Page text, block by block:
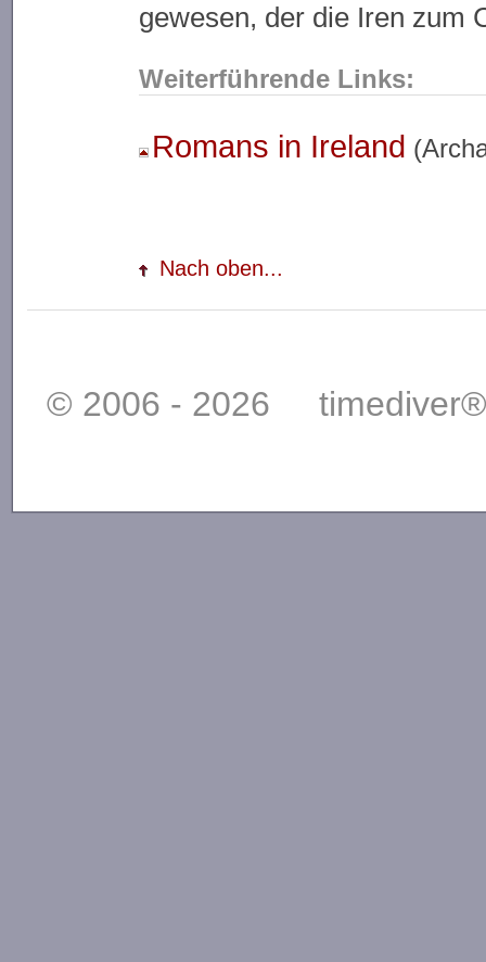
gewesen, der die Iren zum
Weiterführende Links:
Romans in Ireland
Nach oben...
© 2006 - 2026